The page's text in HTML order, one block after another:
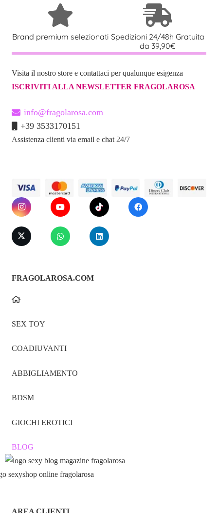
Brand premium selezionati Spedizioni 24/48h Gratuita
da 39,90€
Visita il nostro store e contattaci per qualunque esigenza
ISCRIVITI ALLA NEWSLETTER FRAGOLAROSA
info@fragolarosa.com
+39 3533170151
Assistenza clienti via email e chat 24/7
FRAGOLAROSA.COM
SEX TOY
COADIUVANTI
ABBIGLIAMENTO
BDSM
GIOCHI EROTICI
BLOG
AREA CLIENTI